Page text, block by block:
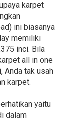
karpet
ini biasanya
memiliki
inci. Bila
all in one
Anda tak usah
karpet.
yaitu
dalam